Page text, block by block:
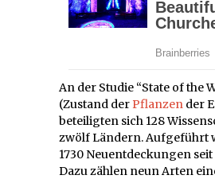
An der Studie “State of the
(Zustand derPflanzen der
beteiligten sich 128
zwölf Ländern. Aufgeführt
1730 Neuentdeckungen
Dazu zählen neun Arten